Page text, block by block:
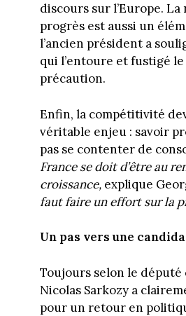
discours sur l’Europe.
progrès est aussi un
l’ancien président a
qui l’entoure et fustigé
précaution.
Enfin, la compétitivité
véritable enjeu : savoir
pas se contenter de
France se doit d’être au
croissance,explique
faut faire un effort sur la
Un pas vers une
Toujours selon le député
Nicolas Sarkozy a
pour un retour en